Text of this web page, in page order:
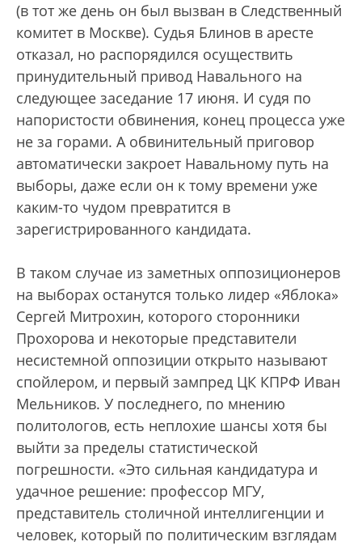
(в тот же день он был вызван в Следственный
комитет в Москве). Судья Блинов в аресте
отказал, но распорядился осуществить
принудительный привод Навального на
следующее заседание 17 июня. И судя по
напористости обвинения, конец процесса уже
не за горами. А обвинительный приговор
автоматически закроет Навальному путь на
выборы, даже если он к тому времени уже
каким-то чудом превратится в
зарегистрированного кандидата.
В таком случае из заметных оппозиционеров
на выборах останутся только лидер «Яблока»
Сергей Митрохин, которого сторонники
Прохорова и некоторые представители
несистемной оппозиции открыто называют
спойлером, и первый зампред ЦК КПРФ Иван
Мельников. У последнего, по мнению
политологов, есть неплохие шансы хотя бы
выйти за пределы статистической
погрешности. «Это сильная кандидатура и
удачное решение: профессор МГУ,
представитель столичной интеллигенции и
человек, который по политическим взглядам